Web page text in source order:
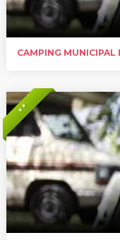
CAMPING MUNICIPAL
* *